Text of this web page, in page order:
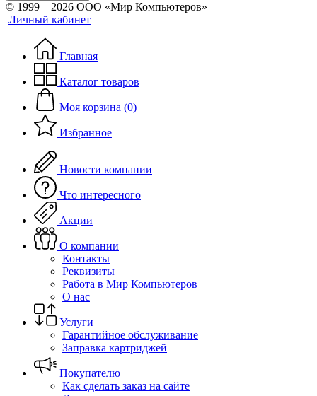
© 1999—2026 ООО «Мир Компьютеров»
Личный кабинет
Главная
Каталог товаров
Моя корзина (0)
Избранное
Новости компании
Что интересного
Акции
О компании
Контакты
Реквизиты
Работа в Мир Компьютеров
О нас
Услуги
Гарантийное обслуживание
Заправка картриджей
Покупателю
Как сделать заказ на сайте